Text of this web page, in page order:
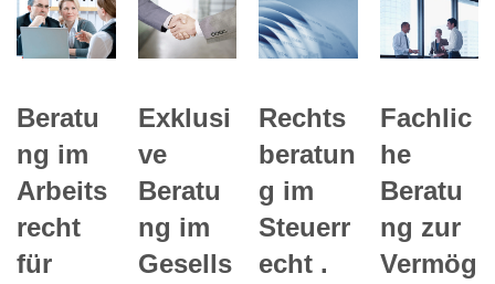
Beratu
ng im
Arbeits
recht
für
Exklusi
ve
Beratu
ng im
Gesells
Rechts
beratun
g im
Steuerr
echt .
Fachlic
he
Beratu
ng zur
Vermög